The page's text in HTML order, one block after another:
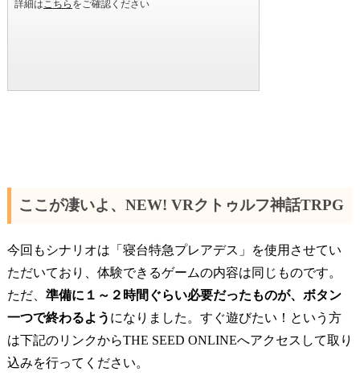
ここが凄いよ、NEW! VRクトゥルフ神話TRPG
今回もシナリオは「寝台特急プレアデス」を使用させてい
ただいており、体験できるゲームの内容は同じものです。
ただ、 準備に１～２時間ぐらい必要だったものが、ボタン
一つで終わるよう になりました。すぐ遊びたい！という方
は下記のリンクからTHE SEED ONLINEへアクセスして取り
込みを行ってください。